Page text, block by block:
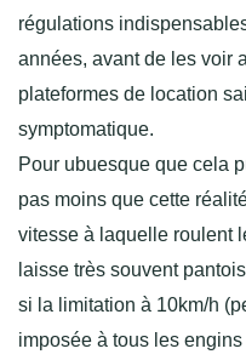
régulations
années, avant de les voir
plateformes de location
symptomatique.
Pour ubuesque que cela
pas moins que cette
vitesse à laquelle roulent
laisse très souvent
si la limitation à 10km/h
imposée à tous les